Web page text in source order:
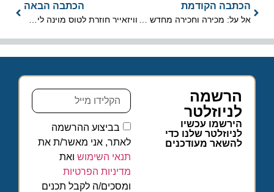
הכתבה הקודמת
אל על: מכירה וחכירה מחדש של 3 מטוסי בואינג 737-800
הכתבה הבאה
וויזאייר חוזרת לטוס מוינה לישראל
הרשמה
לניוזלטר
הירשמו עכשיו
לניוזלטר שלנו כדי
להשאר מעודכנים
בביצוע ההרשמה
לאתר, אני מאשר/ת את
תנאי השימושואת
מדיניות הפרטיות
ומסכים/ה לקבל תכנים